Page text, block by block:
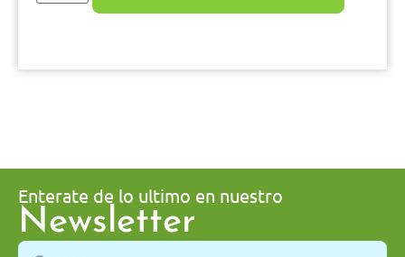
Enterate de lo ultimo en nuestro
Newsletter